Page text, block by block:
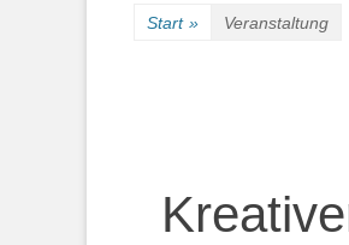
Start » Veranstaltung